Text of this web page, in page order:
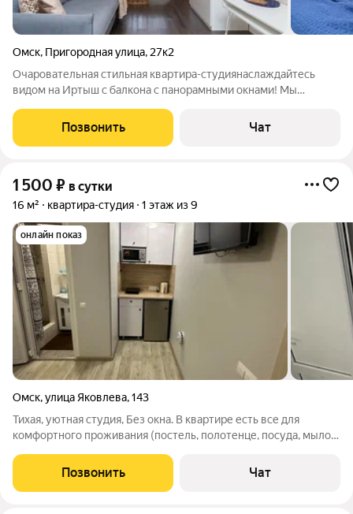
Омск, Пригородная улица, 27к2
Очаровательная стильная квартира-студиянаслаждайтесь
видом на Иртыш с балкона с панорамными окнами! Мы
кровать и диван Белоснежное постельное белье и мягкие
полотенца Необходимая техника:
Позвонить Чат
1 500 ₽ в сутки
16 м² квартира-студия 1 этаж из 9
онлайн показ
Омск,улица Яковлева,143
Тихая, уютная студия, Без окна. В квартире есть все для
комфортного проживания (постель, полотенце, посуда, мыло,
машинка, фен по запросу). Размещение до 2-х человек - 1
кровать (1,40 м). Курение,
Позвонить Чат